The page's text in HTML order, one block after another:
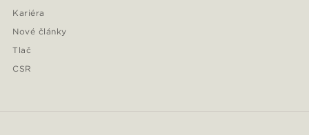
Kariéra
Nové články
Tlač
CSR